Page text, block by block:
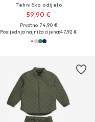
Tehničko odijelo
59,90 €
Prvotno: 74,90 €
Posljednja najniža cijena:47,92 €